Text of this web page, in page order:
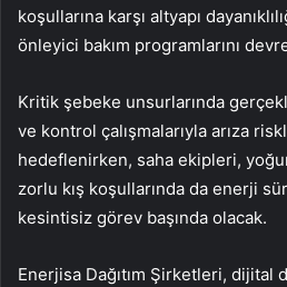
koşullarına karşı altyapı
önleyici bakım programlarını
Kritik şebeke unsurlarında
ve kontrol çalışmalarıyla arıza
hedeflenirken, saha ekipleri,
zorlu kış koşullarında da enerji
kesintisiz görev başında olacak.
Enerjisa Dağıtım Şirketleri, dijital